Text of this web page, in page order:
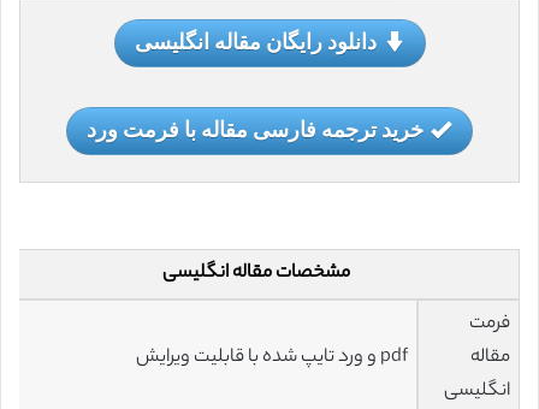
دانلود رایگان مقاله انگلیسی
خرید ترجمه فارسی مقاله با فرمت ورد
مشخصات مقاله انگلیسی
فرمت
مقاله
انگلیسی
pdf و ورد تایپ شده با قابلیت ویرایش